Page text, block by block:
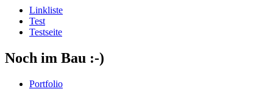
Linkliste
Test
Testseite
Noch im Bau :-)
Portfolio